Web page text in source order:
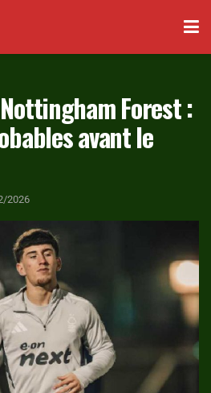
Forest :
avant le
2026